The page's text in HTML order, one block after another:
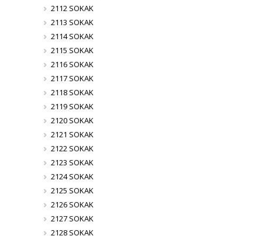
2112 SOKAK
2113 SOKAK
2114 SOKAK
2115 SOKAK
2116 SOKAK
2117 SOKAK
2118 SOKAK
2119 SOKAK
2120 SOKAK
2121 SOKAK
2122 SOKAK
2123 SOKAK
2124 SOKAK
2125 SOKAK
2126 SOKAK
2127 SOKAK
2128 SOKAK